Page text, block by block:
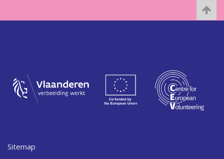
Sitemap